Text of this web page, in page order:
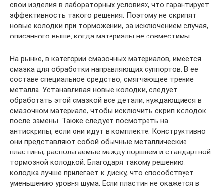
свои изделия в лабораторных условиях, что гарантирует
эффективность такого решения. Поэтому не скрипят
новые колодки при торможении, за исключением случая,
описанного выше, когда материалы не совместимы.
На рынке, в категории смазочных материалов, имеется
смазка для обработки направляющих суппортов. В ее
составе специальное средство, смягчающее трение
металла. Устанавливая новые колодки, следует
обработать этой смазкой все детали, нуждающиеся в
смазочном материале, чтобы исключить скрип колодок
после замены. Также следует посмотреть на
антискрипы, если они идут в комплекте. Конструктивно
они представляют собой обычные металлические
пластины, располагаемые между поршнем и стандартной
тормозной колодкой. Благодаря такому решению,
колодка лучше прилегает к диску, что способствует
уменьшению уровня шума. Если пластин не окажется в